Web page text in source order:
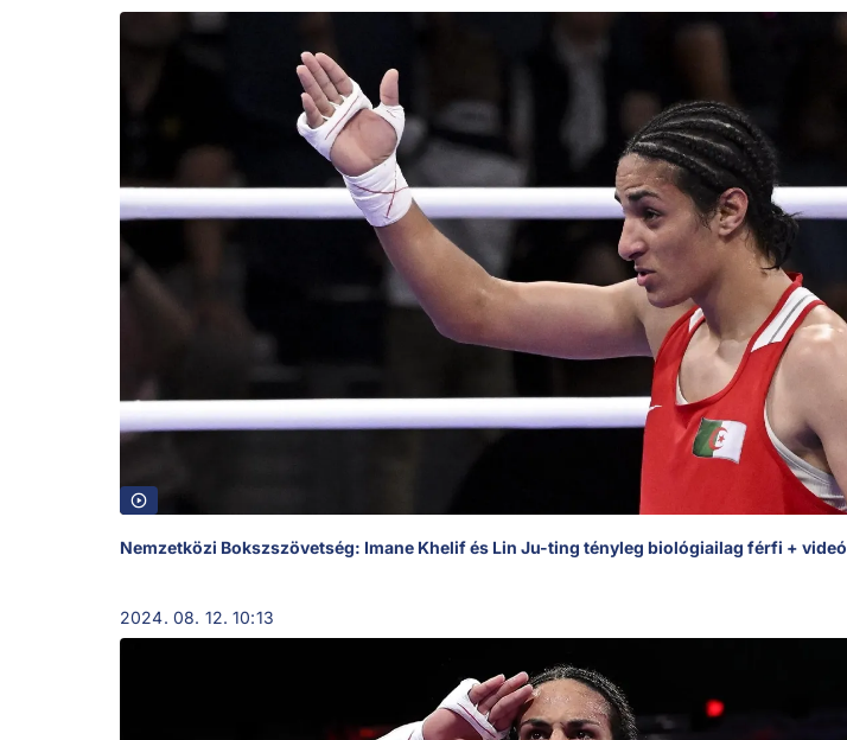
Nemzetközi Bokszszövetség: Imane Khelif és Lin Ju-ting tényleg biológiailag férfi + videó
2024. 08. 12. 10:13